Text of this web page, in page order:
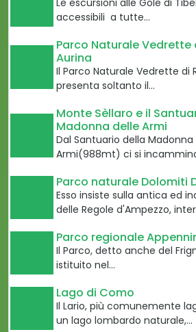
accessibili a tutte…
Parco Naturale Vedrette
Aurina
Il Parco Naturale Vedrette di
presenta soltanto il…
Monte Sèllaro e il
Madonna delle Armi
Dal Santuario della Madonna
Armi(988mt) ci si
Parco naturale Dolomiti
Esso insiste sulla antica ed
delle Regole d'Ampezzo,
Parco regionale
Il Parco, detto anche del
istituito nel…
Lago di Como
Il Lario, più comunemente
un lago lombardo naturale,…